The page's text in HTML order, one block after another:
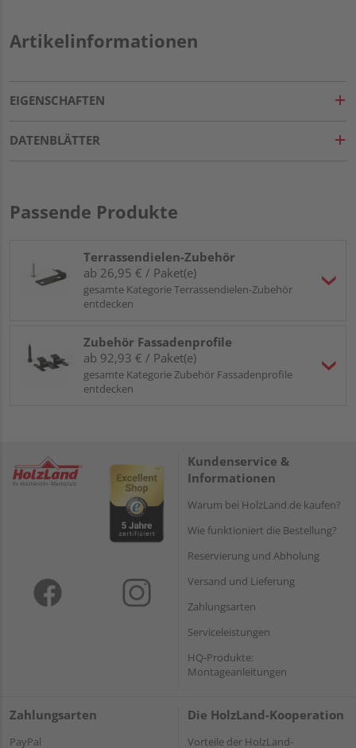
Artikelinformationen
EIGENSCHAFTEN
DATENBLÄTTER
Passende Produkte
Terrassendielen-Zubehör
ab 26,95 € / Paket(e)
gesamte Kategorie Terrassendielen-Zubehör
entdecken
Zubehör Fassadenprofile
ab 92,93 € / Paket(e)
gesamte Kategorie Zubehör Fassadenprofile
entdecken
Kundenservice &
Informationen
Warum bei HolzLand.de kaufen?
Wie funktioniert die Bestellung?
Reservierung und Abholung
Versand und Lieferung
Zahlungsarten
Serviceleistungen
HQ-Produkte:
Montageanleitungen
Zahlungsarten
PayPal
Die HolzLand-Kooperation
Vorteile der HolzLand-